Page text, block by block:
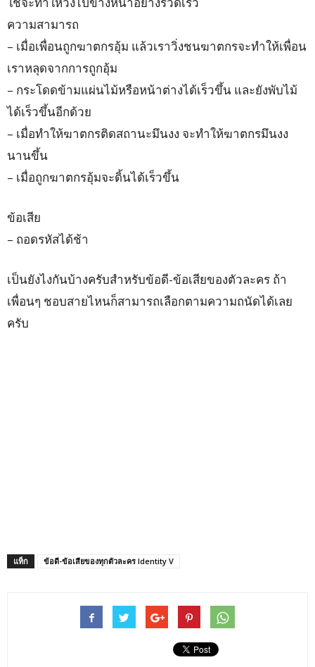
ความสามารถ
– เมื่อเพื่อนถูกฆาตกรอุ้ม แล้วเราวิ่งชนฆาตกรจะทำให้เพื่อน
เราหลุดจากการถูกอุ้ม
– กระโดดข้ามแผ่นไม้หรือหน้าต่างได้เร็วขึ้น และยังพับไม้
ได้เร็วขึ้นอีกด้วย
– เมื่อทำให้ฆาตกรติดสถานะมึนงง จะทำให้ฆาตกรมึนงง
นานขึ้น
– เมื่อถูกฆาตกรอุ้มจะดิ้นได้เร็วขึ้น
ข้อเสีย
– ถอดรหัสได้ช้า
เป็นยังไงกันบ้างครับสำหรับข้อดี-ข้อเสียของตัวละคร ถ้า
เพื่อนๆ ชอบสายไหนก็สามารถเลือกตามความถนัดได้เลย
ครับ
แท็ก ข้อดี-ข้อเสียของทุกตัวละคร Identity V